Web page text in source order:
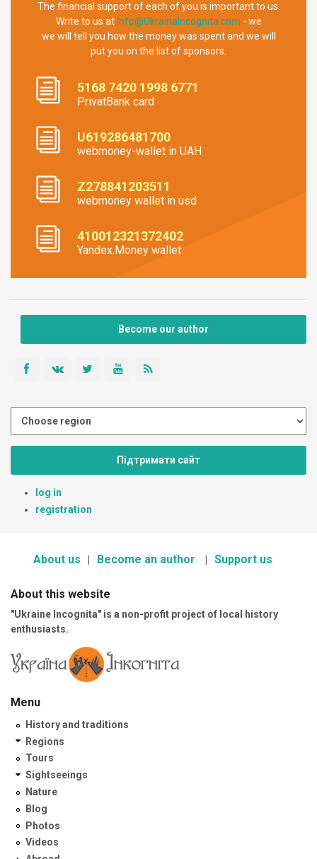
The financial support of each of you is important to us.
Write to us atinfo@UkrainaIncognita.com - we
we will tell you how the money was spent and we will
put you on the list of sponsors.
5168 7420 1998 6771
PrivatBank card
U619286481700
webmoney-wallet in UAH
Z278841203511
webmoney wallet in usd
410012321372402
Yandex.Money wallet
Become our author
Підтримати сайт
log in
registration
About us Become an author Support us
About this website
"Ukraine Incognita" is a non-profit project of local history
enthusiasts.
Menu
History and traditions
Regions
Tours
Sightseeings
Nature
Blog
Photos
Videos